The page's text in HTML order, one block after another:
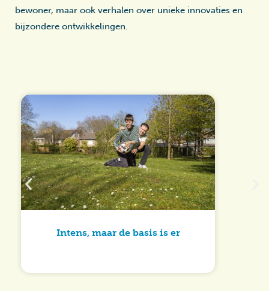
bewoner, maar ook verhalen over unieke innovaties en
bijzondere ontwikkelingen.
Intens, maar de basis is er